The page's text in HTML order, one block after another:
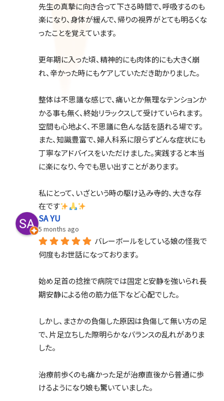
先生の真摯に向き合って下さる時間で、呼吸するのも
楽になり、身体が緩んで、帰りの視界がとても明るくな
ったことを覚えています。
更年期に入った頃、精神的にも肉体的にも大きく崩
れ、辛かった時にもケアしていただき助かりました。
整体は不思議な感じで、痛いとか無理なテンションか
かる事も無く、終始リラックスして受けていられます。
空間も心地よく、不思議に色んな話を語れる場です。
また、知識豊富で、婦人科系に限らずどんな症状にも
丁寧なアドバイスをいただけました。実践すると本当
に楽になり、今でも思い出すことがあります。
私にとって、いざという時の駆け込み寺的、大きな存
在です
SA YU
5 months ago
バレーボールをしている娘の怪我で
何度もお世話になっております。
始め足首の捻挫で病院では固定と安静を強いられ長
期安静による他の筋力低下など心配でした。
しかし、まさかの負傷した原因は負傷して無い方の足
で、片足立ちした際明らかなバランスの乱れがありま
した。
治療前歩くのも痛かった足が治療直後から普通に歩
けるようになり娘も驚いていました。